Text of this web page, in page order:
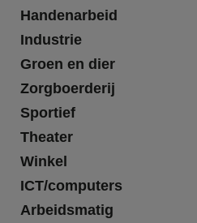
Handenarbeid
Industrie
Groen en dier
Zorgboerderij
Sportief
Theater
Winkel
ICT/computers
Arbeidsmatig